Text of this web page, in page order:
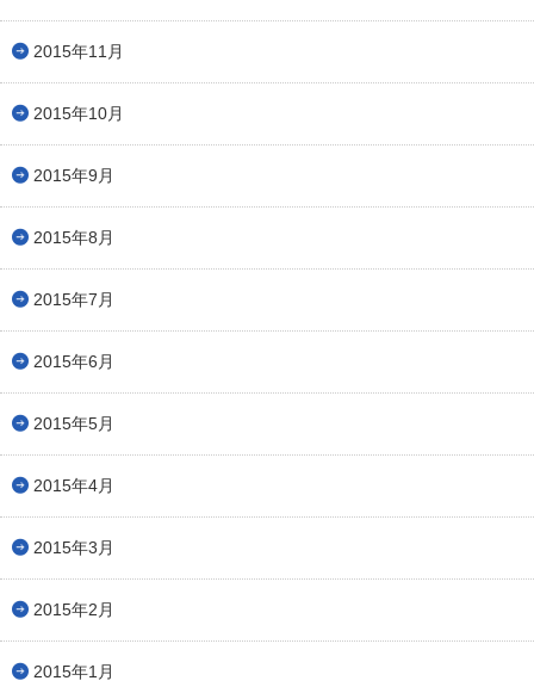
2015年11月
2015年10月
2015年9月
2015年8月
2015年7月
2015年6月
2015年5月
2015年4月
2015年3月
2015年2月
2015年1月